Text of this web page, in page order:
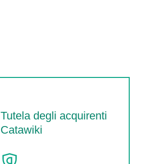
Tutela degli acquirenti
Catawiki